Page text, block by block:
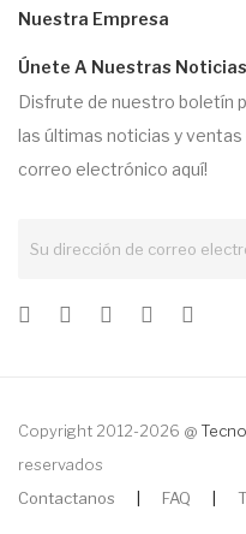
Nuestra Empresa
Únete A Nuestras
Disfrute de nuestro boletín
las últimas noticias y ventas
correo electrónico aquí!
Copyright 2012-2026 @
reservados
Contactanos
FAQ